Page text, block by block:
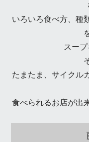
いろいろ食べ方、種
スー
たまたま、サイクル
食べられるお店が出